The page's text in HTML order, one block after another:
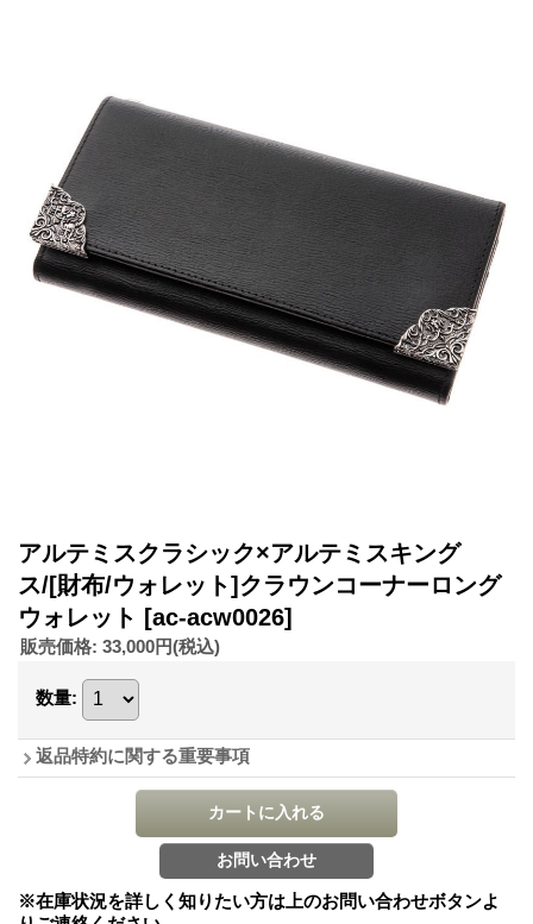
アルテミスクラシック×アルテミスキング
ス/[財布/ウォレット]クラウンコーナーロング
ウォレット [ac-acw0026]
販売価格: 33,000円(税込)
数量:
返品特約に関する重要事項
※在庫状況を詳しく知りたい方は上のお問い合わせボタンよ